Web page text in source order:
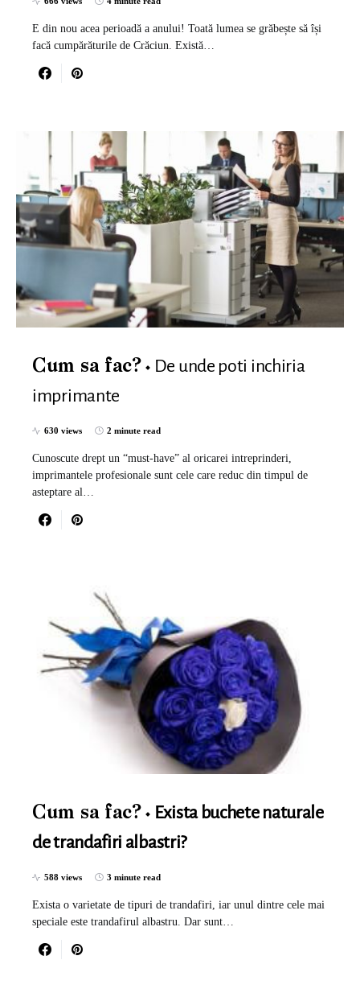
E din nou acea perioadă a anului! Toată lumea se grăbește să își
facă cumpărăturile de Crăciun. Există…
Cum sa fac?
De unde poti inchiria
imprimante
630 views 2 minute read
Cunoscute drept un “must-have” al oricarei intreprinderi,
imprimantele profesionale sunt cele care reduc din timpul de
asteptare al…
Cum sa fac?
Exista buchete naturale
de trandafiri albastri?
588 views 3 minute read
Exista o varietate de tipuri de trandafiri, iar unul dintre cele mai
speciale este trandafirul albastru. Dar sunt…